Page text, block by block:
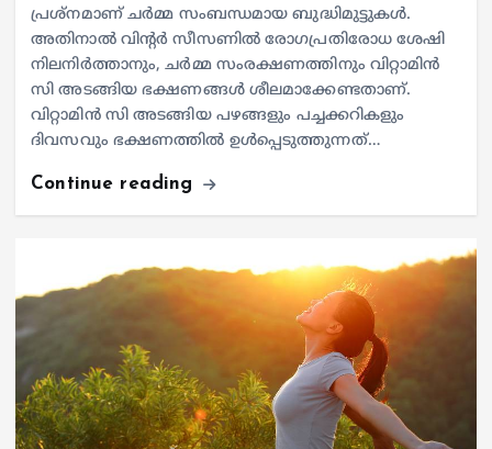
പ്രശ്നമാണ് ചർമ്മ സംബന്ധമായ ബുദ്ധിമുട്ടുകൾ.
അതിനാൽ വിന്റർ സീസണിൽ രോഗപ്രതിരോധ ശേഷി
നിലനിർത്താനും, ചർമ്മ സംരക്ഷണത്തിനും വിറ്റാമിൻ
സി അടങ്ങിയ ഭക്ഷണങ്ങൾ ശീലമാക്കേണ്ടതാണ്.
വിറ്റാമിൻ സി അടങ്ങിയ പഴങ്ങളും പച്ചക്കറികളും
ദിവസവും ഭക്ഷണത്തിൽ ഉൾപ്പെടുത്തുന്നത്…
Continue reading